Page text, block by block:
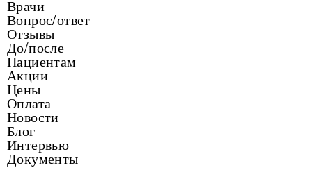
Врачи
Вопрос/ответ
Отзывы
До/после
Пациентам
Акции
Цены
Оплата
Новости
Блог
Интервью
Документы